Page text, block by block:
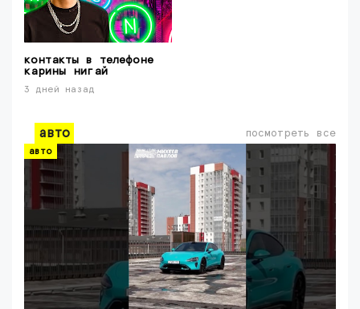
контакты в телефоне
карины нигай
3 дней назад
авто посмотреть все
авто